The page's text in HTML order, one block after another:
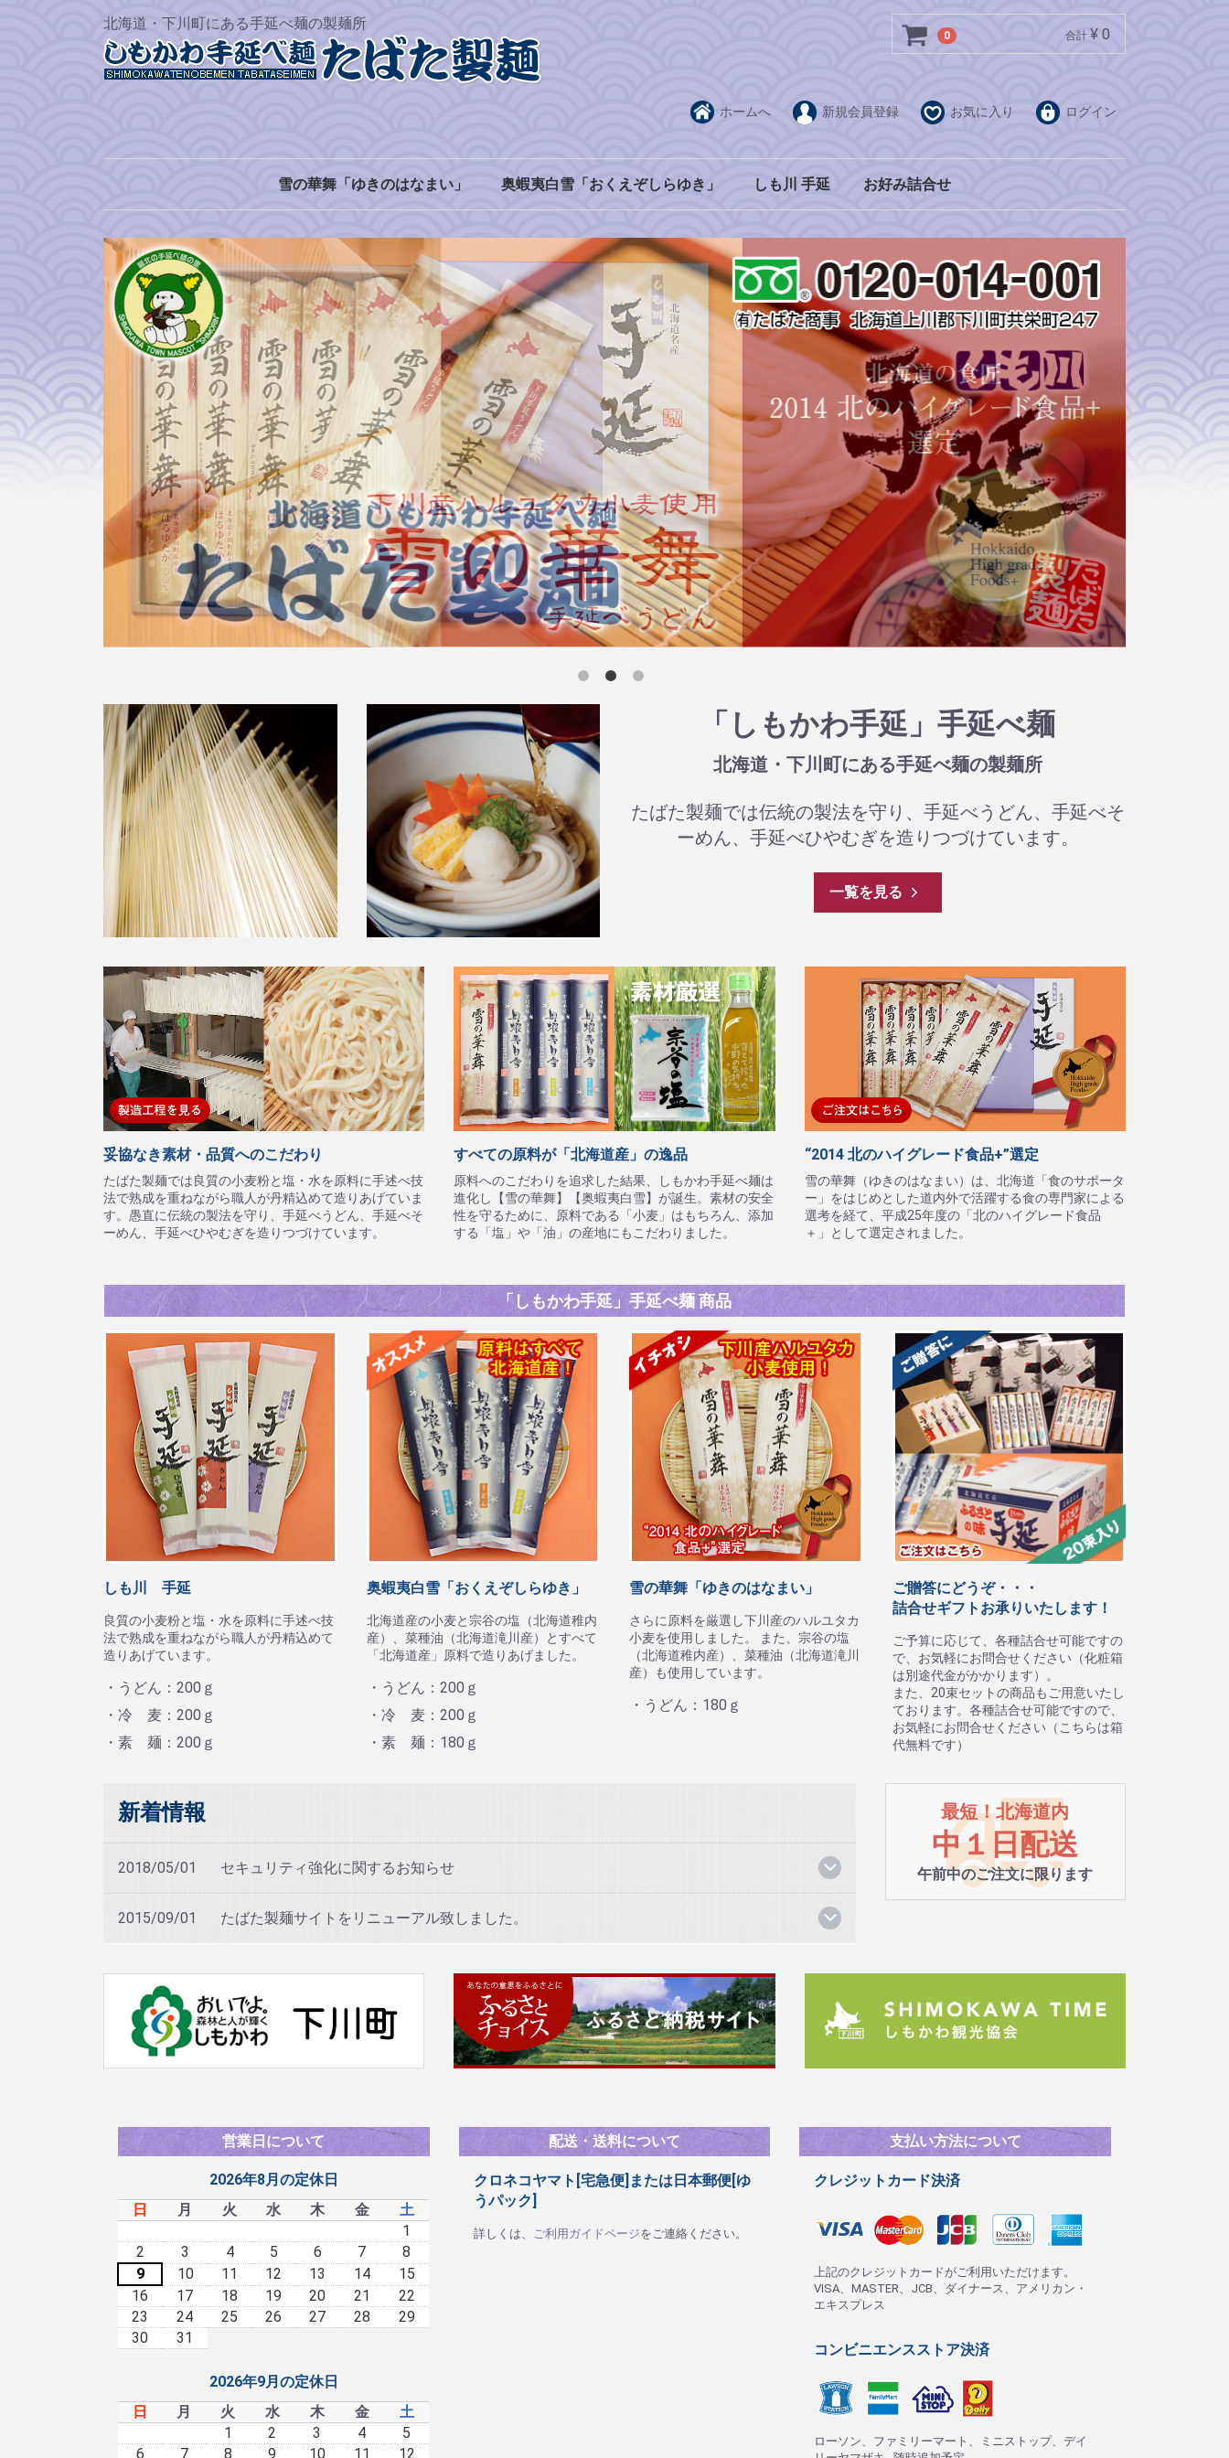
北海道・下川町にある手延べ麺の製麺所
0 合計 ¥ 0
ホームへ 新規会員登録 お気に入り ログイン
雪の華舞「ゆきのはなまい」 奥蝦夷白雪「おくえぞしらゆき」 しも川 手延 お好み詰合せ
「しもかわ手延」手延べ麺
北海道・下川町にある手延べ麺の製麺所
たばた製麺では伝統の製法を守り、手延べうどん、手延べそ
ーめん、手延べひやむぎを造りつづけています。
一覧を見る
妥協なき素材・品質へのこだわり
たばた製麺では良質の小麦粉と塩・水を原料に手述べ技
法で熟成を重ねながら職人が丹精込めて造りあげていま
す。愚直に伝統の製法を守り、手延べうどん、手延べそ
ーめん、手延べひやむぎを造りつづけています。
すべての原料が「北海道産」の逸品
原料へのこだわりを追求した結果、しもかわ手延べ麺は
進化し【雪の華舞】【奥蝦夷白雪】が誕生。素材の安全
性を守るために、原料である「小麦」はもちろん、添加
する「塩」や「油」の産地にもこだわりました。
“2014 北のハイグレード食品+”選定
雪の華舞（ゆきのはなまい）は、北海道「食のサポータ
ー」をはじめとした道内外で活躍する食の専門家による
選考を経て、平成25年度の「北のハイグレード食品
＋」として選定されました。
「しもかわ手延」手延べ麺 商品
しも川 手延
良質の小麦粉と塩・水を原料に手述べ技
法で熟成を重ねながら職人が丹精込めて
造りあげています。
・うどん：200ｇ
・冷 麦：200ｇ
・素 麺：200ｇ
奥蝦夷白雪「おくえぞしらゆき」
北海道産の小麦と宗谷の塩（北海道稚内
産）、菜種油（北海道滝川産）とすべて
「北海道産」原料で造りあげました。
・うどん：200ｇ
・冷 麦：200ｇ
・素 麺：180ｇ
雪の華舞「ゆきのはなまい」
さらに原料を厳選し下川産のハルユタカ
小麦を使用しました。 また、宗谷の塩
（北海道稚内産）、菜種油（北海道滝川
産）も使用しています。
・うどん：180ｇ
ご贈答にどうぞ・・・
詰合せギフトお承りいたします！
ご予算に応じて、各種詰合せ可能ですの
で、お気軽にお問合せください（化粧箱
は別途代金がかかります）。
また、20束セットの商品もご用意いたし
ております。各種詰合せ可能ですので、
お気軽にお問合せください（こちらは箱
代無料です）
新着情報
2018/05/01 セキュリティ強化に関するお知らせ
2015/09/01 たばた製麺サイトをリニューアル致しました。
最短！北海道内
中１日配送
午前中のご注文に限ります
営業日について
2026年8月の定休日
日
月 火 水 木 金
土
1
2
3 4 5 6 7
8
9
10 11 12 13 14
15
16
17 18 19 20 21
22
23
24 25 26 27 28
29
30
31
2026年9月の定休日
日
月 火 水 木 金
土
1
2 3 4
5
6
7 8 9 10 11
12
配送・送料について
クロネコヤマト[宅急便]または日本郵便[ゆ
うパック]
詳しくは、 ご利用ガイドページをご連絡ください。
支払い方法について
クレジットカード決済
上記のクレジットカードがご利用いただけます。
VISA、MASTER、JCB、ダイナース、アメリカン・
エキスプレス
コンビニエンスストア決済
ローソン、ファミリーマート、ミニストップ、デイ